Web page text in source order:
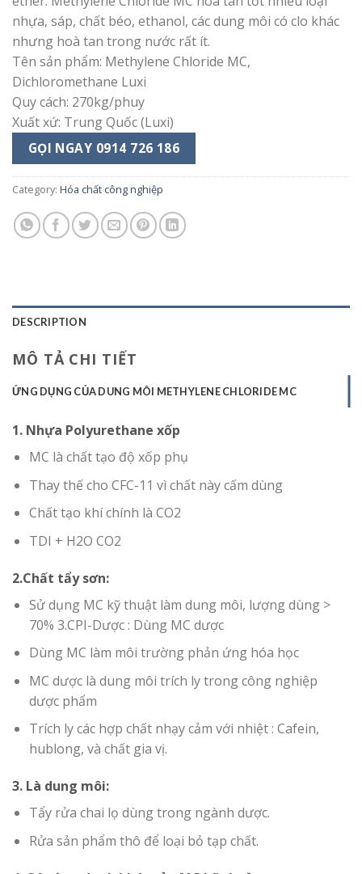
nhựa, sáp, chất béo, ethanol, các dung môi có clo khác
nhưng hoà tan trong nước rất ít.
Tên sản phẩm: Methylene Chloride MC,
Dichloromethane Luxi
Quy cách: 270kg/phuy
Xuất xứ: Trung Quốc (Luxi)
GỌI NGAY 0914 726 186
Category: Hóa chất công nghiệp
DESCRIPTION
MÔ TẢ CHI TIẾT
ỨNG DỤNG CỦA DUNG MÔI METHYLENE CHLORIDE MC
1. Nhựa Polyurethane xốp
MC là chất tạo độ xốp phụ
Thay thế cho CFC-11 vì chất này cấm dùng
Chất tạo khí chính là CO2
TDI + H2O CO2
2.Chất tẩy sơn:
Sử dụng MC kỹ thuật làm dung môi, lượng dùng >
70% 3.CPI-Dược : Dùng MC dược
Dùng MC làm môi trường phản ứng hóa học
MC dược là dung môi trích ly trong công nghiệp
dược phẩm
Trích ly các hợp chất nhạy cảm với nhiệt : Cafein,
hublong, và chất gia vị.
3. Là dung môi:
Tẩy rửa chai lọ dùng trong ngành dược.
Rửa sản phẩm thô để loại bỏ tạp chất.